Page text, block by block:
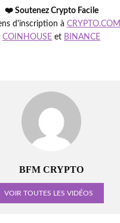
❤️ Soutenez Crypto Facile
d'inscription à CRYPTO.COM
COINHOUSE et BINANCE
BFM CRYPTO
VOIR TOUTES LES VIDÉOS